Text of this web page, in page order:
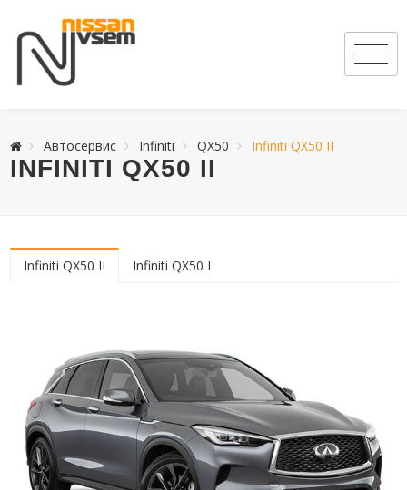
Автосервис Infiniti QX50 Infiniti QX50 II
INFINITI QX50 II
Infiniti QX50 II Infiniti QX50 I